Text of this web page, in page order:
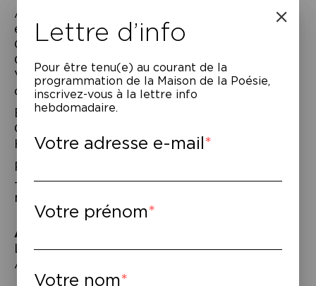
Auteur et dramaturge, David Wahl a écrit
entre autres pour Julie Bérès, Damien
Odoul, Lucas Manganelli. Il travaille à des «
Causeries » entre théâtre et récit, dont La
Visite curieuse et secrète est le second
opus.
Écrit et interprété par David Wahl –
Collaboration artistique : Gaëlle
Hausermann
Production : Incipit –
– Coproduction Le Quartz – Scène
nationale de Brest
À lire
La Visite curieuse et secrète, éd.
Archimbaud / Riveneuve.
Lettre d’info
Pour être tenu(e) au courant de la
programmation de la Maison de la Poésie,
inscrivez-vous à la lettre info
hebdomadaire.
Votre adresse e-mail
Votre prénom
Votre nom